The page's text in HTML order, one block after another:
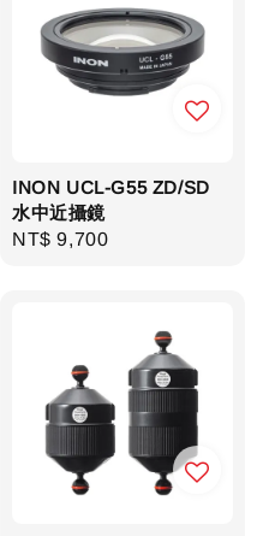
INON UCL-G55 ZD/SD
水中近攝鏡
Regular
NT$ 9,700